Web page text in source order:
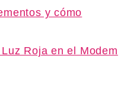
y cómo
Roja en el Modem